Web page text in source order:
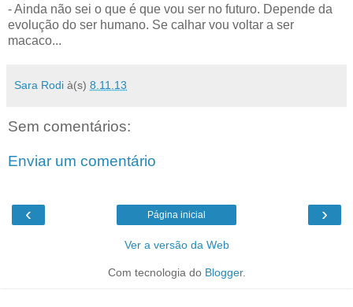
- Ainda não sei o que é que vou ser no futuro. Depende da
evolução do ser humano. Se calhar vou voltar a ser
macaco...
Sara Rodi à(s) 8.11.13
Sem comentários:
Enviar um comentário
‹ ›
Página inicial
Ver a versão da Web
Com tecnologia do Blogger.